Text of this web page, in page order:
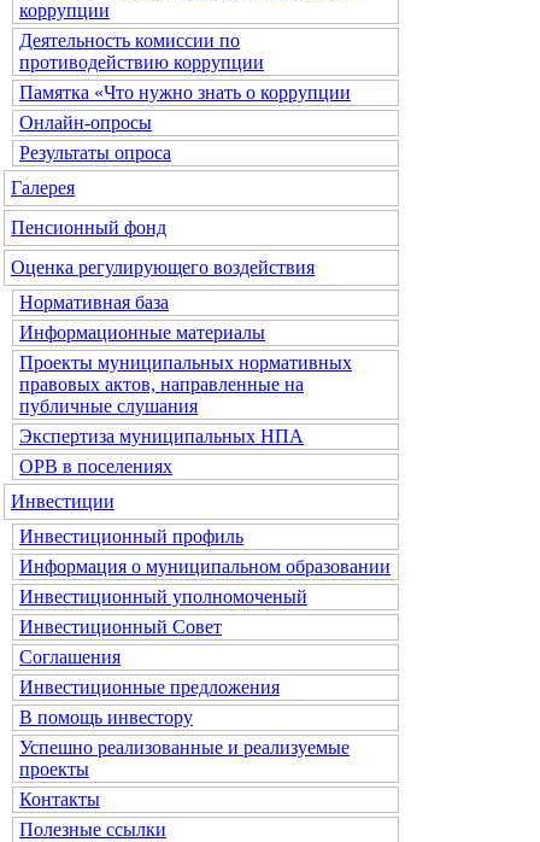
коррупции
Деятельность комиссии по
противодействию коррупции
Памятка «Что нужно знать о коррупции
Онлайн-опросы
Результаты опроса
Галерея
Пенсионный фонд
Оценка регулирующего воздействия
Нормативная база
Информационные материалы
Проекты муниципальных нормативных
правовых актов, направленные на
публичные слушания
Экспертиза муниципальных НПА
ОРВ в поселениях
Инвестиции
Инвестиционный профиль
Информация о муниципальном образовании
Инвестиционный уполномоченый
Инвестиционный Совет
Соглашения
Инвестиционные предложения
В помощь инвестору
Успешно реализованные и реализуемые
проекты
Контакты
Полезные ссылки